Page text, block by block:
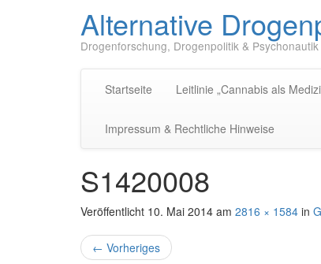
Alternative
Drogenforschung, Drogenpolitik & Psychonautik
Startseite Leitlinie „Cannabis als
Impressum & Rechtliche Hinweise
S1420008
Veröffentlicht 10. Mai 2014 am 2816 × 1584 in
← Vorheriges